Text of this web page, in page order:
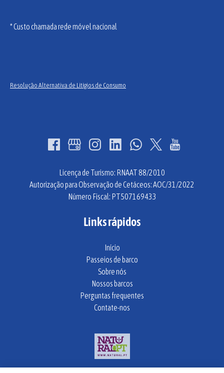
* Custo chamada rede móvel nacional
new
Resolução Alternativa de Litígios de Consumo
Licença de Turismo: RNAAT 88/2010
Autorização para Observação de Cetáceos: AOC/31/2022
Número Fiscal: PT507169433
Links rápidos
Início
Passeios de barco
Sobre nós
Nossos barcos
Perguntas frequentes
Contate-nos